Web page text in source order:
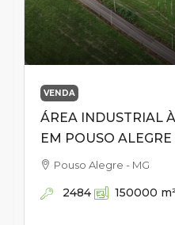
VENDA
ÁREA INDUSTRIAL
EM POUSO ALEGRE
Pouso Alegre - MG
2484 150000